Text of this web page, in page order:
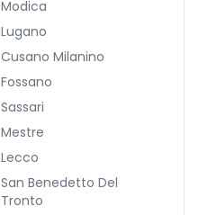
Modica
Lugano
Cusano Milanino
Fossano
Sassari
Mestre
Lecco
San Benedetto Del
Tronto